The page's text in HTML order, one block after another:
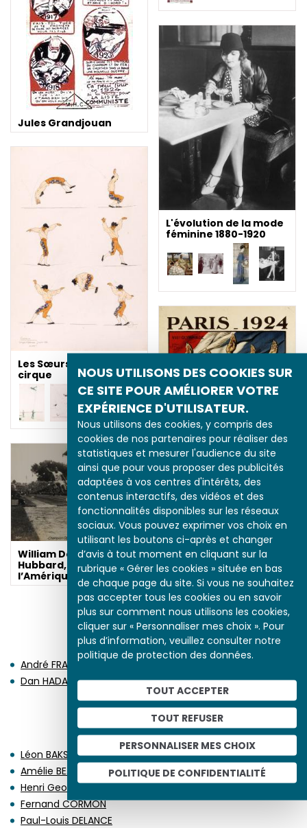
NOUS UTILISONS DES COOKIES SUR
CE SITE POUR AMÉLIORER VOTRE
EXPÉRIENCE D'UTILISATEUR.
Nous utilisons des cookies, y compris des
cookies de nos partenaires pour réaliser des
statistiques et mesurer l'audience du site
ainsi que pour vous proposer des publicités
adaptées à vos centres d'intérêts, des
contenus interactifs, des vidéos et des
fonctionnalités disponibles sur les réseaux
sociaux. Vous pouvez exprimer vos choix en
utilisant les boutons ci-après et changer
d’avis à tout moment en cliquant sur la
rubrique « Gérer les cookies » située en bas
de chaque page du site. Si vous ne souhaitez
pas accepter tous les cookies ou en savoir
plus sur comment nous utilisons les cookies,
cliquer sur « Personnaliser mes choix ». Pour
plus d’information, veuillez consulter notre
politique de protection des données.
TOUT ACCEPTER
TOUT REFUSER
PERSONNALISER MES CHOIX
POLITIQUE DE CONFIDENTIALITÉ
Jules Grandjouan
L'évolution de la mode
féminine 1880-1920
Les Sœurs Vesque et le
cirque
Les Jeux olympiques
de Paris, 1924
William DeHart
Hubbard, le saut de
l’Amérique noire
NAISSANCES EN 1924
André FRANQUIN
Dan HADANI
DÉCÈS EN 1924
Léon BAKST
Amélie BEAURY-SAUREL
Henri Georges Jacques CHARTIER
Fernand CORMON
Paul-Louis DELANCE